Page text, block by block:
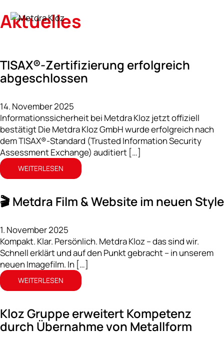
Aktuelles
TISAX®-Zertifizierung erfolgreich
abgeschlossen
14. November 2025
Informationssicherheit bei Metdra Kloz jetzt offiziell
bestätigt Die Metdra Kloz GmbH wurde erfolgreich nach
dem TISAX®-Standard (Trusted Information Security
Assessment Exchange) auditiert […]
WEITERLESEN
🎬 Metdra Film & Website im neuen Style
1. November 2025
Kompakt. Klar. Persönlich. Metdra Kloz – das sind wir.
Schnell erklärt und auf den Punkt gebracht – in unserem
neuen Imagefilm. In […]
WEITERLESEN
Kloz Gruppe erweitert Kompetenz
durch Übernahme von Metallform